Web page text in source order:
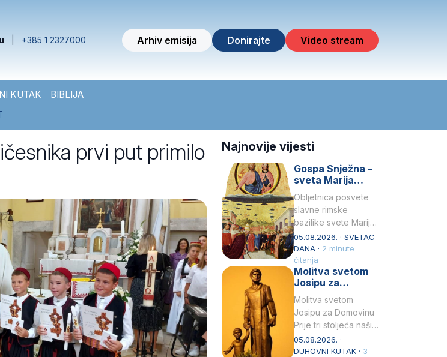
+385 1 2327000 Arhiv emisija Donirajte Video stream
KUTAK
BIBLIJA
prvi put primilo
Najnovije vijesti
Gospa Snježna –
sveta Marija
Velika, zaštitnica
rimske bazilike
Obljetnica posvete
slavne rimske
bazilike svete Marije
Velike (Santa Maria
Maggiore) u narodu
se slavi kao Gospa
Snježna. Ovaj naziv,
Sancta Maria…
05.08.2026. · SVETAC
DANA · 2 minute
čitanja
Molitva svetom
Josipu za
Domovinu
Molitva svetom
Josipu za Domovinu
Prije tri stoljeća naši
su pradjedovi
odlučili, svečano
05.08.2026. ·
DUHOVNI KUTAK · 3